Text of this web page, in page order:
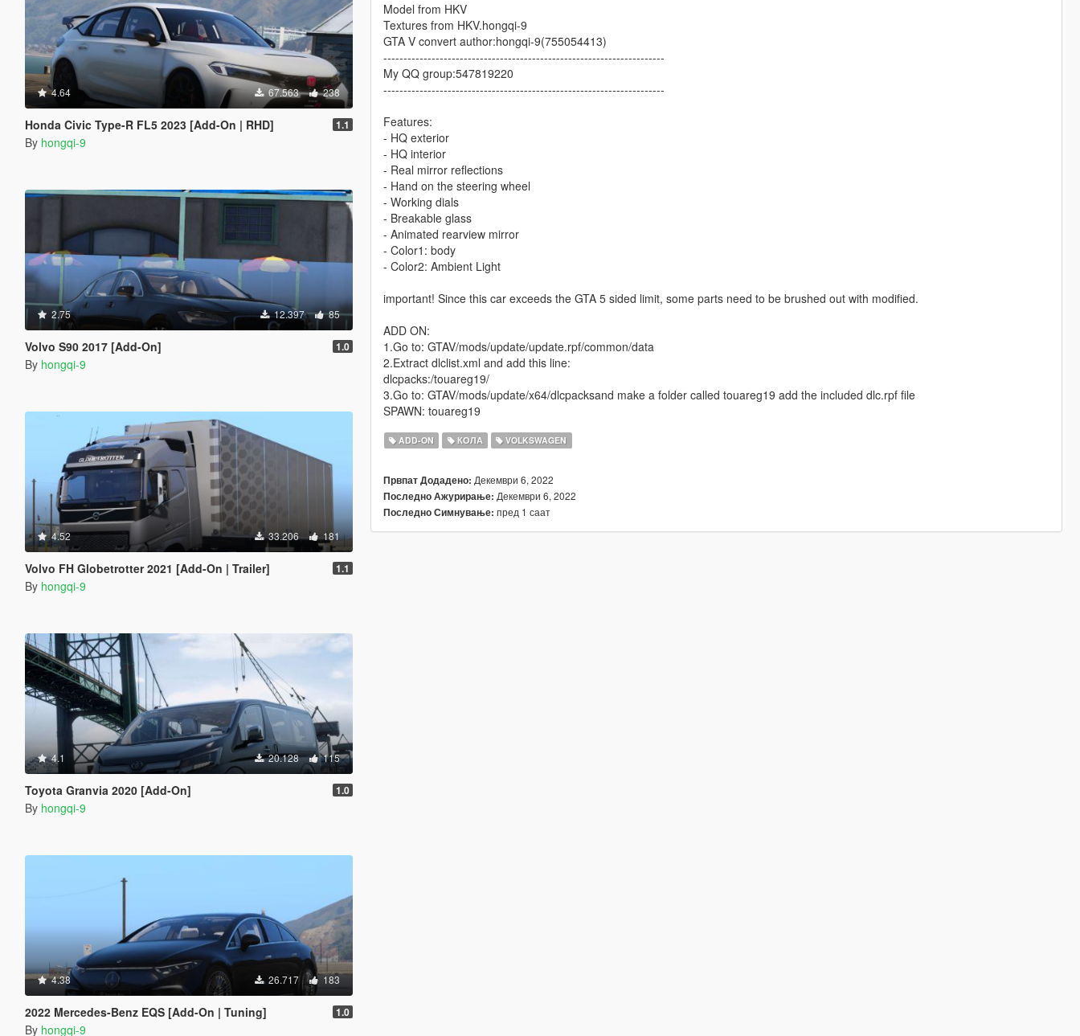
4.64 67.563 238
Honda Civic Type-R FL5 2023 [Add-On | RHD] 1.1
By hongqi-9
2.75 12.397 85
Volvo S90 2017 [Add-On] 1.0
By hongqi-9
4.52 33.206 181
Volvo FH Globetrotter 2021 [Add-On | Trailer] 1.1
By hongqi-9
4.1 20.128 115
Toyota Granvia 2020 [Add-On] 1.0
By hongqi-9
4.38 26.717 183
2022 Mercedes-Benz EQS [Add-On | Tuning] 1.0
By hongqi-9
Model from HKV
Textures from HKV.hongqi-9
GTA V convert author:hongqi-9(755054413)
----------------------------------------------------------------------
My QQ group:547819220
----------------------------------------------------------------------
Features:
- HQ exterior
- HQ interior
- Real mirror reflections
- Hand on the steering wheel
- Working dials
- Breakable glass
- Animated rearview mirror
- Color1: body
- Color2: Ambient Light
important! Since this car exceeds the GTA 5 sided limit, some parts need to be brushed out with modified.
ADD ON:
1.Go to: GTAV/mods/update/update.rpf/common/data
2.Extract dlclist.xml and add this line:
dlcpacks:/touareg19/
3.Go to: GTAV/mods/update/x64/dlcpacksand make a folder called touareg19 add the included dlc.rpf file
SPAWN: touareg19
ADD-ON КОЛА VOLKSWAGEN
Првпат Додадено: Декември 6, 2022
Последно Ажурирање: Декември 6, 2022
Последно Симнување: пред 1 саат